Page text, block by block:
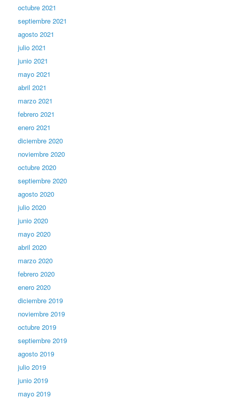
octubre 2021
septiembre 2021
agosto 2021
julio 2021
junio 2021
mayo 2021
abril 2021
marzo 2021
febrero 2021
enero 2021
diciembre 2020
noviembre 2020
octubre 2020
septiembre 2020
agosto 2020
julio 2020
junio 2020
mayo 2020
abril 2020
marzo 2020
febrero 2020
enero 2020
diciembre 2019
noviembre 2019
octubre 2019
septiembre 2019
agosto 2019
julio 2019
junio 2019
mayo 2019